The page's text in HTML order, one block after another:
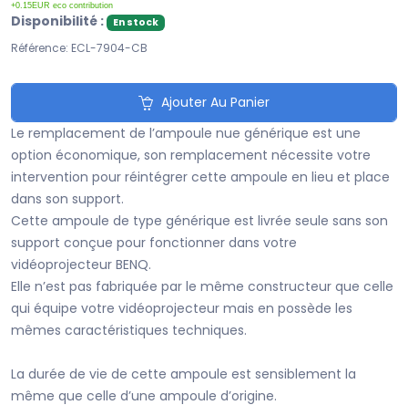
+0.15EUR eco contribution
Disponibilité : En stock
Référence: ECL-7904-CB
Ajouter Au Panier
Le remplacement de l’ampoule nue générique est une
option économique, son remplacement nécessite votre
intervention pour réintégrer cette ampoule en lieu et place
dans son support.
Cette ampoule de type générique est livrée seule sans son
support conçue pour fonctionner dans votre
vidéoprojecteur BENQ.
Elle n’est pas fabriquée par le même constructeur que celle
qui équipe votre vidéoprojecteur mais en possède les
mêmes caractéristiques techniques.
La durée de vie de cette ampoule est sensiblement la
même que celle d’une ampoule d’origine.